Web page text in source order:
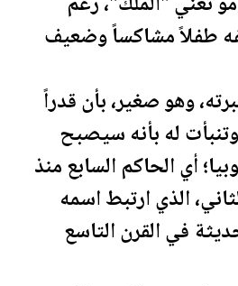
طفلاً مشاكساً وضعيف
وهو صغير، بأن قدراً
له بأنه سيصبح
أي الحاكم السابع منذ
الذي ارتبط اسمه
في القرن التاسع